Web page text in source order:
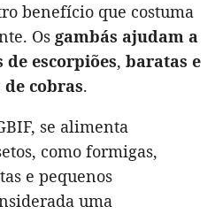
benefício que costuma
Os gambás ajudam a
escorpiões, baratas e
de cobras.
se alimenta
como formigas,
e pequenos
uma